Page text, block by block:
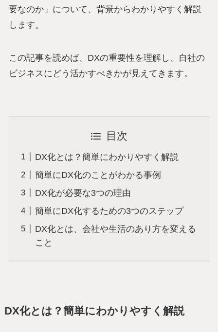
要なのか」について、背景からわかりやすく解説
します。
この記事を読めば、DXの重要性を理解し、自社の
ビジネスにどう活かすべきかが見えてきます。
目次
DX化とは？簡単にわかりやすく解説
簡単にDX化のことがわかる事例
DX化が必要な3つの理由
簡単にDX化するための3つのステップ
DX化とは、会社や生活のあり方を変える
こと
DX化とは？簡単にわかりやすく解説